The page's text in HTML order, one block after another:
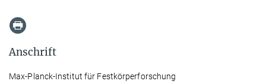
Anschrift
Max-Planck-Institut für Festkörperforschung